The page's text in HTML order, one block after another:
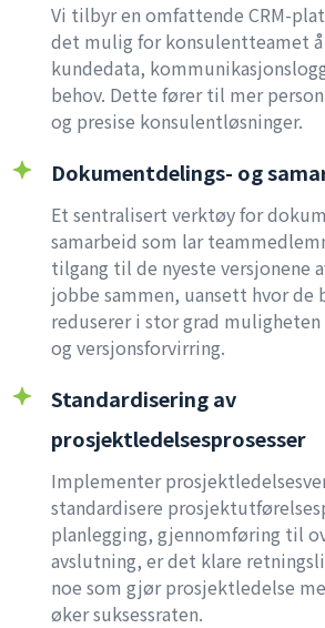
Vi tilbyr en omfattende CRM-
det mulig for konsulentteamet
kundedata,
behov. Dette fører til mer
og presise konsulentløsninger.
Dokumentdelings- og
Et sentralisert verktøy for
samarbeid som lar
tilgang til de nyeste versjonene
jobbe sammen, uansett hvor de
reduserer i stor grad
og versjonsforvirring.
Standardisering av
prosjektledelsesprosesser
Implementer
standardisere
planlegging, gjennomføring til
avslutning, er det klare
noe som gjør prosjektledelse
øker suksessraten.